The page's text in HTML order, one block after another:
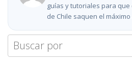
guías y tutoriales para
de Chile saquen el
Search
for: